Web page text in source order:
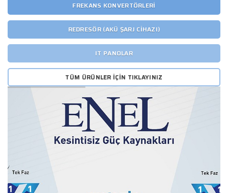
FREKANS KONVERTÖRLERI
REDRESÖR (AKÜ ŞARJ CIHAZI)
IT PANOLAR
TÜM ÜRÜNLER İÇIN TIKLAYINIZ